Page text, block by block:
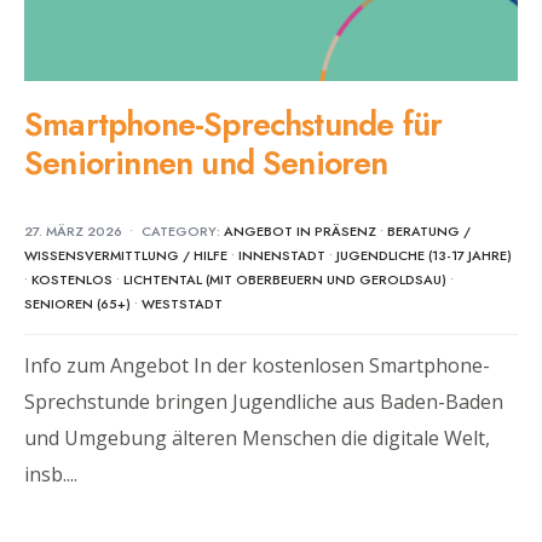
Smartphone-Sprechstunde für
Seniorinnen und Senioren
27. MÄRZ 2026 • CATEGORY: ANGEBOT IN PRÄSENZ • BERATUNG /
WISSENSVERMITTLUNG / HILFE • INNENSTADT •JUGENDLICHE (13-17 JAHRE)
• KOSTENLOS • LICHTENTAL (MIT OBERBEUERN UND GEROLDSAU) •
SENIOREN (65+) • WESTSTADT
Info zum Angebot In der kostenlosen Smartphone-
Sprechstunde bringen Jugendliche aus Baden-Baden
und Umgebung älteren Menschen die digitale Welt,
insb....